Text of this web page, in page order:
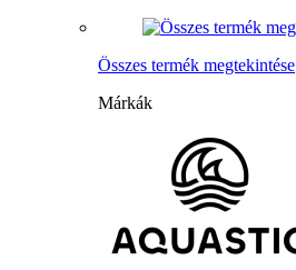
Összes termék megtekintése
Márkák